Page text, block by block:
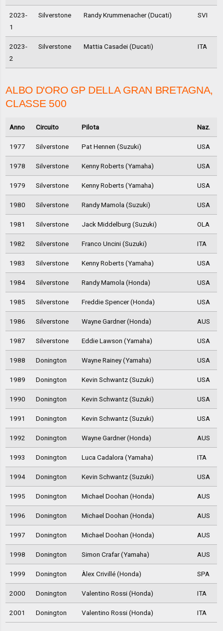
2023-
1
Silverstone Randy Krummenacher (Ducati) SVI
2023-
2
Silverstone Mattia Casadei (Ducati) ITA
ALBO D'ORO GP DELLA GRAN BRETAGNA,
CLASSE 500
Anno Circuito Pilota Naz.
1977 Silverstone Pat Hennen (Suzuki) USA
1978 Silverstone Kenny Roberts (Yamaha) USA
1979 Silverstone Kenny Roberts (Yamaha) USA
1980 Silverstone Randy Mamola (Suzuki) USA
1981 Silverstone Jack Middelburg (Suzuki) OLA
1982 Silverstone Franco Uncini (Suzuki) ITA
1983 Silverstone Kenny Roberts (Yamaha) USA
1984 Silverstone Randy Mamola (Honda) USA
1985 Silverstone Freddie Spencer (Honda) USA
1986 Silverstone Wayne Gardner (Honda) AUS
1987 Silverstone Eddie Lawson (Yamaha) USA
1988 Donington Wayne Rainey (Yamaha) USA
1989 Donington Kevin Schwantz (Suzuki) USA
1990 Donington Kevin Schwantz (Suzuki) USA
1991 Donington Kevin Schwantz (Suzuki) USA
1992 Donington Wayne Gardner (Honda) AUS
1993 Donington Luca Cadalora (Yamaha) ITA
1994 Donington Kevin Schwantz (Suzuki) USA
1995 Donington Michael Doohan (Honda) AUS
1996 Donington Michael Doohan (Honda) AUS
1997 Donington Michael Doohan (Honda) AUS
1998 Donington Simon Crafar (Yamaha) AUS
1999 Donington Àlex Crivillé (Honda) SPA
2000 Donington Valentino Rossi (Honda) ITA
2001 Donington Valentino Rossi (Honda) ITA